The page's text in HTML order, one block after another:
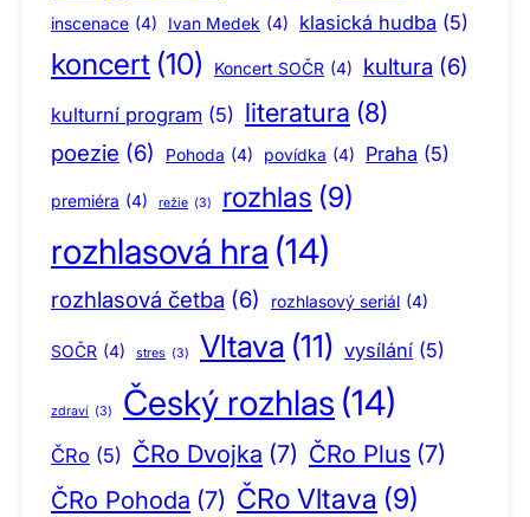
inscenace (4) Ivan Medek (4) klasická hudba (5)
koncert (10) Koncert SOČR (4) kultura (6)
kulturní program (5) literatura (8)
poezie (6) Pohoda (4) povídka (4) Praha (5)
premiéra (4) režie (3) rozhlas (9)
rozhlasová hra (14)
rozhlasová četba (6) rozhlasový seriál (4)
SOČR (4) stres (3) Vltava (11) vysílání (5)
zdraví (3) Český rozhlas (14)
ČRo (5) ČRo Dvojka (7) ČRo Plus (7)
ČRo Pohoda (7) ČRo Vltava (9)